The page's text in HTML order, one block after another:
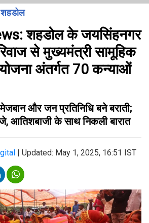
शहडोल
शहडोल के जयसिंहनगर
से मुख्यमंत्री सामूहिक
योजना अंतर्गत 70 कन्याओं
और जन प्रतिनिधि बने बराती;
आतिशबाजी के साथ निकली बारात
| Updated: May 1, 2025, 16:51 IST